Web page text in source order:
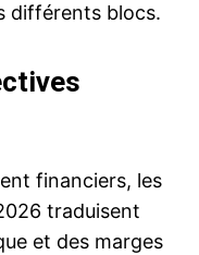
différents blocs.
financiers, les
traduisent
et des marges